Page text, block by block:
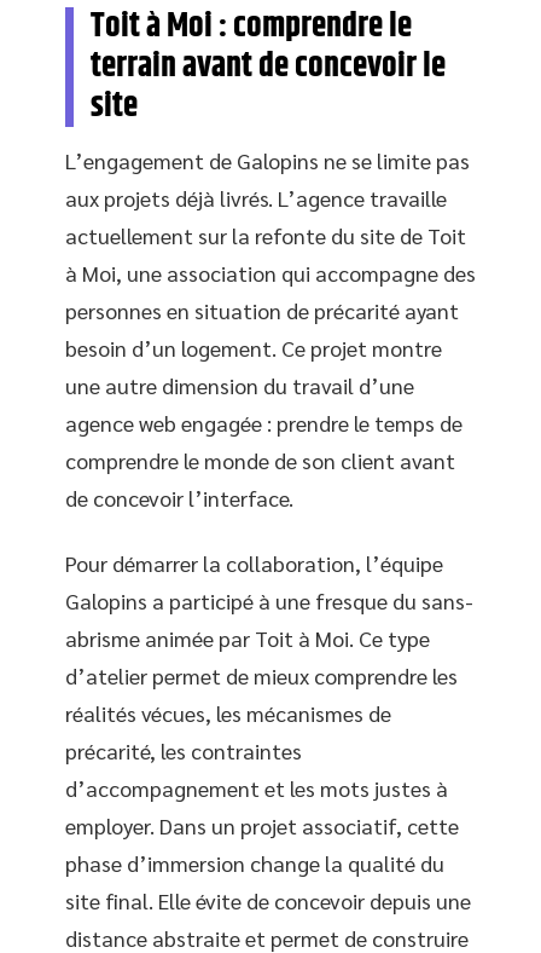
Toit à Moi : comprendre le
terrain avant de concevoir le
site
L’engagement de Galopins ne se limite pas
aux projets déjà livrés. L’agence travaille
actuellement sur la refonte du site de Toit
à Moi, une association qui accompagne des
personnes en situation de précarité ayant
besoin d’un logement. Ce projet montre
une autre dimension du travail d’une
agence web engagée : prendre le temps de
comprendre le monde de son client avant
de concevoir l’interface.
Pour démarrer la collaboration, l’équipe
Galopins a participé à une fresque du sans-
abrisme animée par Toit à Moi. Ce type
d’atelier permet de mieux comprendre les
réalités vécues, les mécanismes de
précarité, les contraintes
d’accompagnement et les mots justes à
employer. Dans un projet associatif, cette
phase d’immersion change la qualité du
site final. Elle évite de concevoir depuis une
distance abstraite et permet de construire